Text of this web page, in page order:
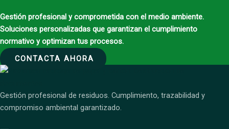
Gestión profesional y comprometida con el medio ambiente.
Soluciones personalizadas que garantizan el cumplimiento
normativo y optimizan tus procesos.
CONTACTA AHORA
Gestión profesional de residuos. Cumplimiento, trazabilidad y
compromiso ambiental garantizado.